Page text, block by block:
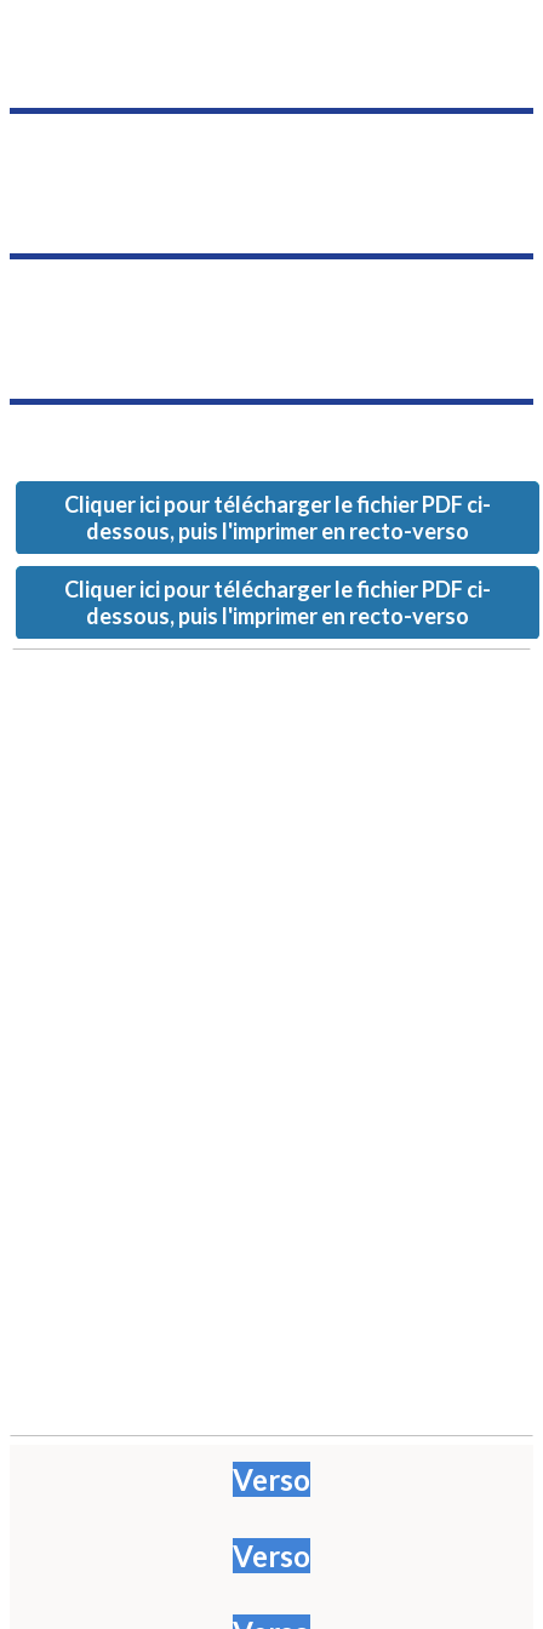
Cliquer ici pour télécharger le fichier PDF ci-
dessous, puis l'imprimer en recto-verso
Cliquer ici pour télécharger le fichier PDF ci-
dessous, puis l'imprimer en recto-verso
Verso
Verso